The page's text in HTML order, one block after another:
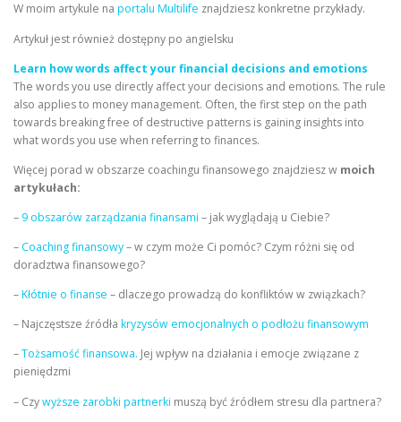
W moim artykule na portalu Multilife znajdziesz konkretne przykłady.
Artykuł jest również dostępny po angielsku
Learn how words affect your financial decisions and emotions
The words you use directly affect your decisions and emotions. The rule
also applies to money management. Often, the first step on the path
towards breaking free of destructive patterns is gaining insights into
what words you use when referring to finances.
Więcej porad w obszarze coachingu finansowego znajdziesz w moich
artykułach:
– 9 obszarów zarządzania finansami – jak wyglądają u Ciebie?
– Coaching finansowy– w czym może Ci pomóc? Czym różni się od
doradztwa finansowego?
–Kłótnie o finanse – dlaczego prowadzą do konfliktów w związkach?
– Najczęstsze źródła kryzysów emocjonalnych o podłożu finansowym
–Tożsamość finansowa. Jej wpływ na działania i emocje związane z
pieniędzmi
– Czywyższe zarobki partnerki muszą być źródłem stresu dla partnera?